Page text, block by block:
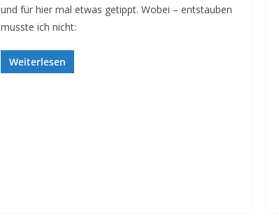
und für hier mal etwas getippt. Wobei – entstauben
musste ich nicht:
Weiterlesen